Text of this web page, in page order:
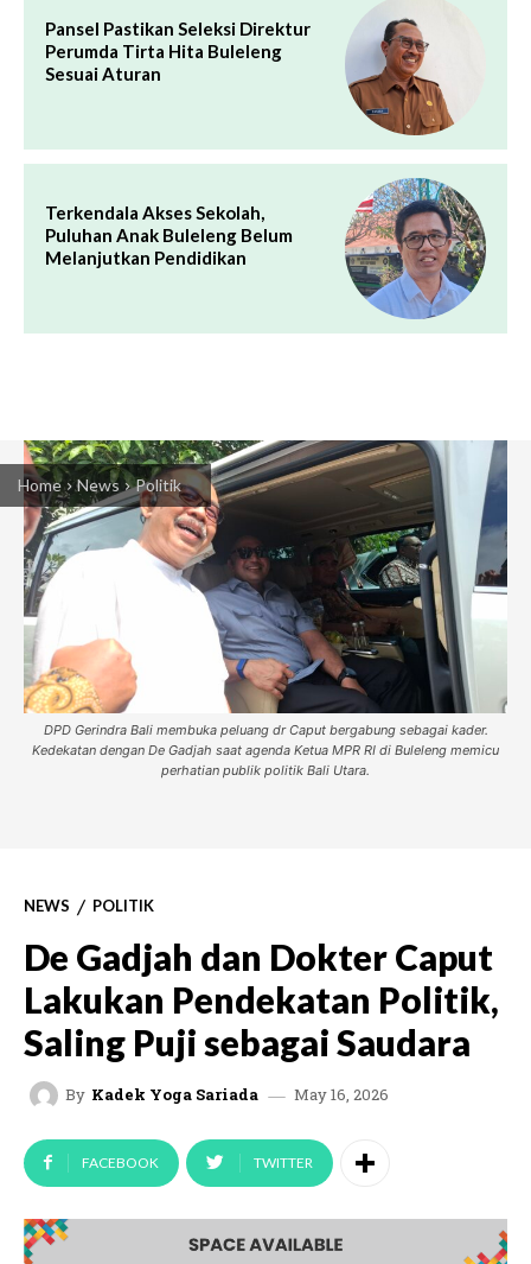
Pansel Pastikan Seleksi Direktur
Perumda Tirta Hita Buleleng
Sesuai Aturan
Terkendala Akses Sekolah,
Puluhan Anak Buleleng Belum
Melanjutkan Pendidikan